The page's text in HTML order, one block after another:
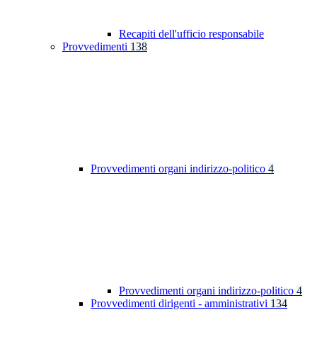
Recapiti dell'ufficio responsabile
Provvedimenti 138
Provvedimenti organi indirizzo-politico 4
Provvedimenti organi indirizzo-politico 4
Provvedimenti dirigenti - amministrativi 134